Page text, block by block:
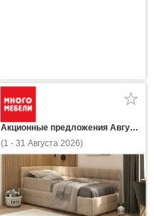
Акционные предложения Августа
(1 - 31 Августа 2026)